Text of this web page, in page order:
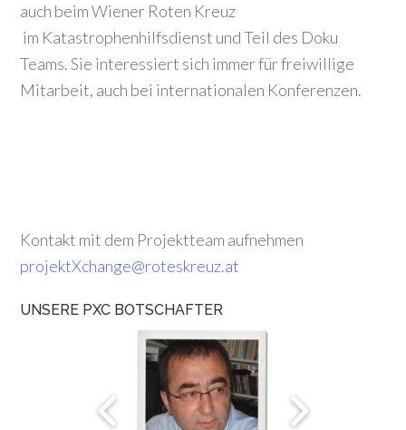
auch beim Wiener Roten Kreuz
im Katastrophenhilfsdienst und Teil des Doku
Teams. Sie interessiert sich immer für freiwillige
Mitarbeit, auch bei internationalen Konferenzen.
Kontakt mit dem Projektteam aufnehmen
projektXchange@roteskreuz.at
UNSERE PXC BOTSCHAFTER